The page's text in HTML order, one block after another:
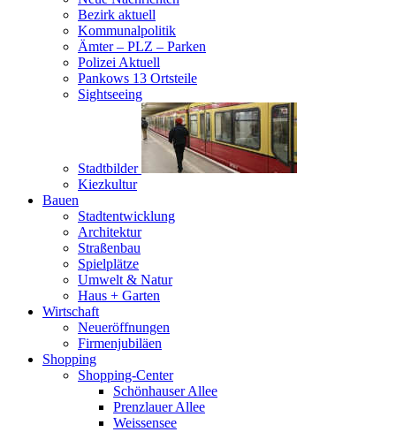
Bezirk aktuell
Kommunalpolitik
Ämter – PLZ – Parken
Polizei Aktuell
Pankows 13 Ortsteile
Sightseeing
Stadtbilder
Kiezkultur
Bauen
Stadtentwicklung
Architektur
Straßenbau
Spielplätze
Umwelt & Natur
Haus + Garten
Wirtschaft
Neueröffnungen
Firmenjubiläen
Shopping
Shopping-Center
Schönhauser Allee
Prenzlauer Allee
Weissensee